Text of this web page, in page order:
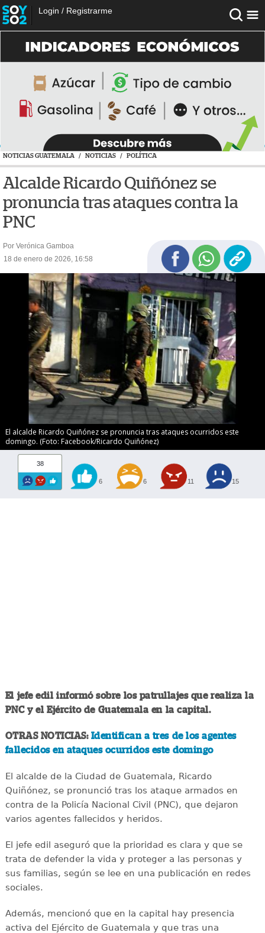
Login / Registrarme
NOTICIAS GUATEMALA / NOTICIAS / POLÍTICA
Alcalde Ricardo Quiñónez se
pronuncia tras ataques contra la
PNC
Por Verónica Gamboa
18 de enero de 2026, 16:58
El alcalde Ricardo Quiñónez se pronuncia tras ataques ocurridos este
domingo. (Foto: Facebook/Ricardo Quiñónez)
38
6 6 11 15
El jefe edil informó sobre los patrullajes que realiza la
PNC y el Ejército de Guatemala en la capital.
OTRAS NOTICIAS: Identifican a tres de los agentes
fallecidos en ataques ocurridos este domingo
El alcalde de la Ciudad de Guatemala, Ricardo
Quiñónez, se pronunció tras los ataque armados en
contra de la Policía Nacional Civil (PNC), que dejaron
varios agentes fallecidos y heridos.
El jefe edil aseguró que la prioridad es clara y que se
trata de defender la vida y proteger a las personas y
sus familias, según se lee en una publicación en redes
sociales.
Además, mencionó que en la capital hay presencia
activa del Ejército de Guatemala y que tras una